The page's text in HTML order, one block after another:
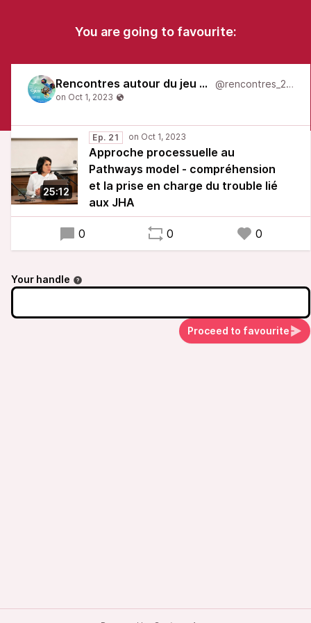
You are going to favourite:
Rencontres autour du jeu 2022 @rencontres_2022
25:12
Ep. 21
Approche processuelle au
Pathways model - compréhension
et la prise en charge du trouble lié
aux JHA
0 0 0
Your handle
Proceed to favourite